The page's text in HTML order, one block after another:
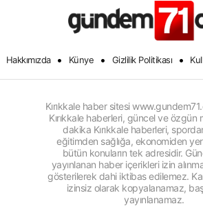
Hakkımızda • Künye • Gizlilik Politikası •
Kırıkkale haber sitesi
Kırıkkale haberleri, güncel ve özgün
dakika Kırıkkale haberleri,
eğitimden sağlığa, ekonomiden
bütün konuların tek adresidir.
yayınlanan haber içerikleri izin
gösterilerek dahi iktibas edilemez.
izinsiz olarak kopyalanamaz,
yayınlanamaz.